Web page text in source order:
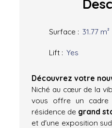
Surface : 31.77 m²
Lift : Yes
Découvrez votre
Niché au cœur de la
vous offre un cadre
résidence de grand
et d'une exposition